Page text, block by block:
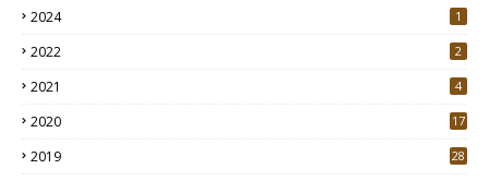
2024 1
2022 2
2021 4
2020
17
2019
28